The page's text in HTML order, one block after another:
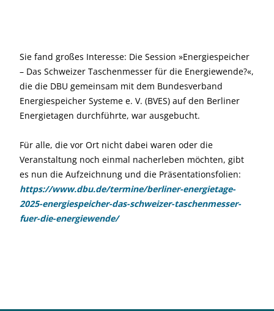
Sie fand großes Interesse: Die Session »Energiespeicher
– Das Schweizer Taschenmesser für die Energiewende?«,
die die DBU gemeinsam mit dem Bundesverband
Energiespeicher Systeme e. V. (BVES) auf den Berliner
Energietagen durchführte, war ausgebucht.
Für alle, die vor Ort nicht dabei waren oder die
Veranstaltung noch einmal nacherleben möchten, gibt
es nun die Aufzeichnung und die Präsentationsfolien:
https://www.dbu.de/termine/berliner-energietage-
2025-energiespeicher-das-schweizer-taschenmesser-
fuer-die-energiewende/